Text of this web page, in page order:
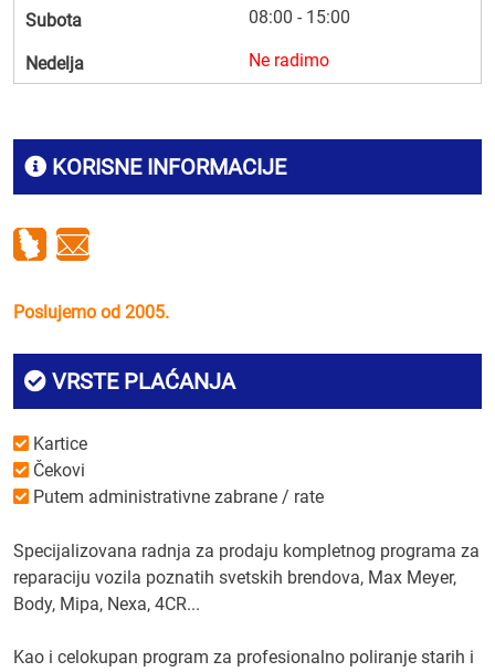
KORISNE INFORMACIJE
Poslujemo od 2005.
VRSTE PLAĆANJA
Kartice
Čekovi
Putem administrativne zabrane / rate
Specijalizovana radnja za prodaju kompletnog programa za
reparaciju vozila poznatih svetskih brendova, Max Meyer,
Body, Mipa, Nexa, 4CR...
Kao i celokupan program za profesionalno poliranje starih i
Subota 08:00 - 15:00
Nedelja Ne radimo